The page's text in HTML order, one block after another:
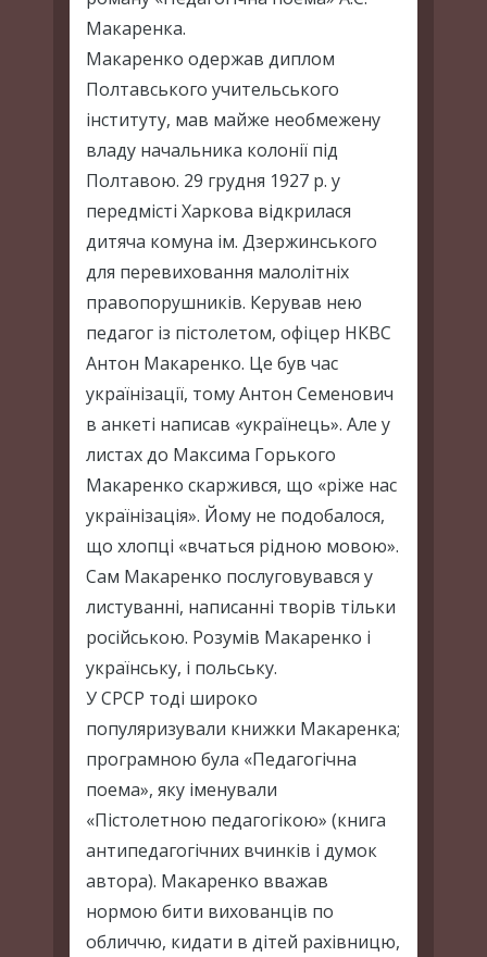
Макаренка.
Макаренко одержав диплом
Полтавського учительського
інституту, мав майже необмежену
владу начальника колонії під
Полтавою. 29 грудня 1927 р. у
передмісті Харкова відкрилася
дитяча комуна ім. Дзержинського
для перевиховання малолітніх
правопорушників. Керував нею
педагог із пістолетом, офіцер НКВС
Антон Макаренко. Це був час
українізації, тому Антон Семенович
в анкеті написав «українець». Але у
листах до Максима Горького
Макаренко скаржився, що «ріже нас
українізація». Йому не подобалося,
що хлопці «вчаться рідною мовою».
Сам Макаренко послуговувався у
листуванні, написанні творів тільки
російською. Розумів Макаренко і
українську, і польську.
У СРСР тоді широко
популяризували книжки Макаренка;
програмною була «Педагогічна
поема», яку іменували
«Пістолетною педагогікою» (книга
антипедагогічних вчинків і думок
автора). Макаренко вважав
нормою бити вихованців по
обличчю, кидати в дітей рахівницю,